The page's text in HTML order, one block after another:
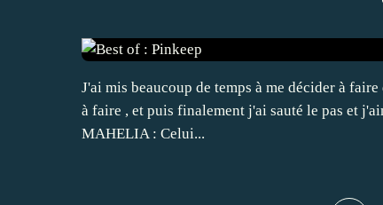
J'ai mis beaucoup de temps à me décider à
à faire , et puis finalement j'ai sauté le pas et
MAHELIA : Celui...